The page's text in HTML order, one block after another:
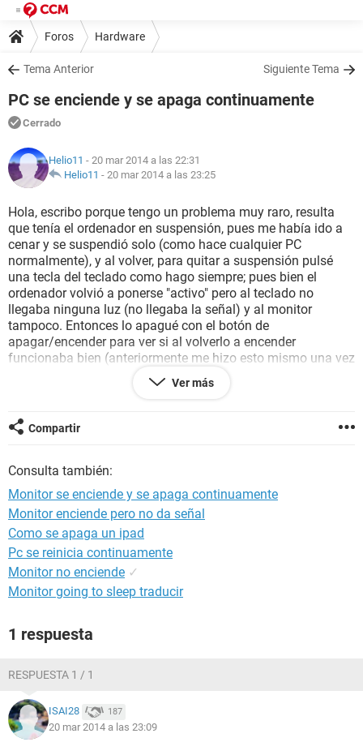
Foros Hardware
Tema Anterior Siguiente Tema
PC se enciende y se apaga continuamente
Cerrado
Helio11 - 20 mar 2014 a las 22:31
Helio11 - 20 mar 2014 a las 23:25
Hola, escribo porque tengo un problema muy raro, resulta
que tenía el ordenador en suspensión, pues me había ido a
cenar y se suspendió solo (como hace cualquier PC
normalmente), y al volver, para quitar a suspensión pulsé
una tecla del teclado como hago siempre; pues bien el
ordenador volvió a ponerse "activo" pero al teclado no
llegaba ninguna luz (no llegaba la señal) y al monitor
tampoco. Entonces lo apagué con el botón de
apagar/encender para ver si al volverlo a encender
funcionaba bien (anteriormente me hizo esto mismo una vez
y al apagarlo y encenderlo de nuevo se arregló). El resultado:
no sólo no se ha arreglado, si no que ahora cada vez que lo
como de 1 segundo (nada más encenderlo hace eso), y
tengo que apagar la toma de corriente.
El ordenador es bastante nuevo, tendrá un par de meses
como mucho, ¿alguien sabe que ocurre?
Gracias de antemano.
Ver más
Compartir
Consulta también:
Monitor se enciende y se apaga continuamente
Monitor enciende pero no da señal
Como se apaga un ipad
Pc se reinicia continuamente
Monitor no enciende ✓
Monitor going to sleep traducir
1 respuesta
RESPUESTA 1 / 1
ISAI28 187
20 mar 2014 a las 23:09